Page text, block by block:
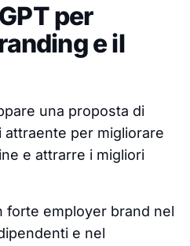
per
e il
una proposta di
per migliorare
e attrarre i migliori
forte employer brand nel
e nel